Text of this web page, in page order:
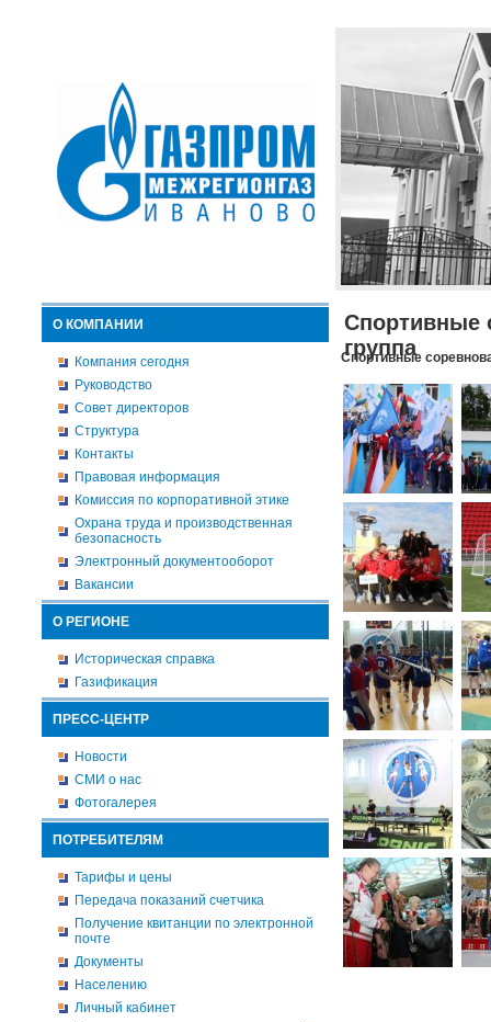
О КОМПАНИИ
Компания сегодня
Руководство
Совет директоров
Структура
Контакты
Правовая информация
Комиссия по корпоративной этике
Охрана труда и производственная
безопасность
Электронный документооборот
Вакансии
О РЕГИОНЕ
Историческая справка
Газификация
ПРЕСС-ЦЕНТР
Новости
СМИ о нас
Фотогалерея
ПОТРЕБИТЕЛЯМ
Тарифы и цены
Передача показаний счетчика
Получение квитанции по электронной
почте
Документы
Населению
Личный кабинет
Спортивные
группа
Спортивные